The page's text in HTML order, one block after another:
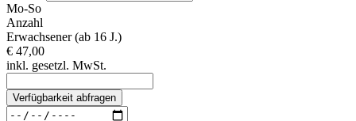
Mo-So
Anzahl
Erwachsener (ab 16 J.)
€ 47,00
inkl. gesetzl. MwSt.
Verfügbarkeit abfragen